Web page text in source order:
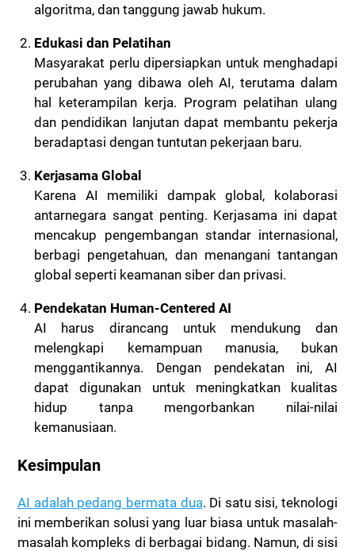
algoritma, dan tanggung jawab hukum.
Edukasi dan Pelatihan
Masyarakat perlu dipersiapkan untuk menghadapi
perubahan yang dibawa oleh AI, terutama dalam
hal keterampilan kerja. Program pelatihan ulang
dan pendidikan lanjutan dapat membantu pekerja
beradaptasi dengan tuntutan pekerjaan baru.
Kerjasama Global
Karena AI memiliki dampak global, kolaborasi
antarnegara sangat penting. Kerjasama ini dapat
mencakup pengembangan standar internasional,
berbagi pengetahuan, dan menangani tantangan
global seperti keamanan siber dan privasi.
Pendekatan Human-Centered AI
AI harus dirancang untuk mendukung dan
melengkapi kemampuan manusia, bukan
menggantikannya. Dengan pendekatan ini, AI
dapat digunakan untuk meningkatkan kualitas
hidup tanpa mengorbankan nilai-nilai
kemanusiaan.
Kesimpulan
AI adalah pedang bermata dua. Di satu sisi, teknologi
ini memberikan solusi yang luar biasa untuk masalah-
masalah kompleks di berbagai bidang. Namun, di sisi